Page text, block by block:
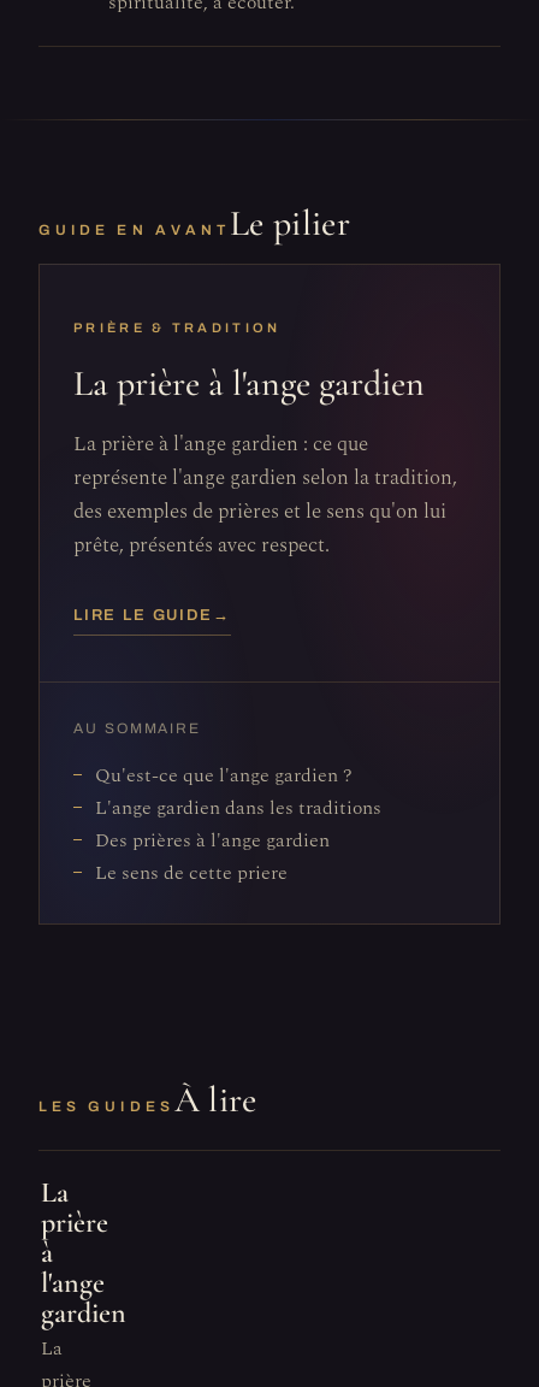
GUIDE EN AVANT Le pilier
PRIÈRE & TRADITION
La prière à l'ange gardien
La prière à l'ange gardien : ce que
représente l'ange gardien selon la tradition,
des exemples de prières et le sens qu'on lui
prête, présentés avec respect.
LIRE LE GUIDE →
AU SOMMAIRE
Qu'est-ce que l'ange gardien ?
L'ange gardien dans les traditions
Des prières à l'ange gardien
Le sens de cette priere
LES GUIDES À lire
La
prière
à
l'ange
gardien
La
prière